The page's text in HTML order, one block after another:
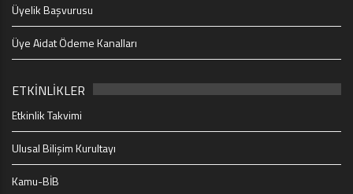
Üyelik Başvurusu
Üye Aidat Ödeme Kanalları
ETKİNLİKLER
Etkinlik Takvimi
Ulusal Bilişim Kurultayı
Kamu-BİB